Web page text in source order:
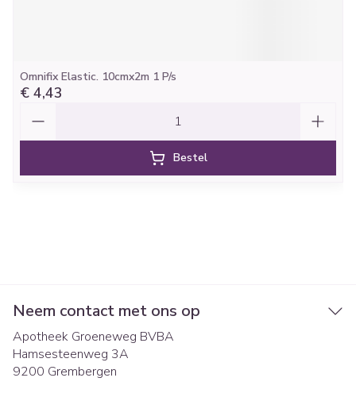
Omnifix Elastic. 10cmx2m 1 P/s
€ 4,43
Bestel
Neem contact met ons op
Apotheek Groeneweg BVBA
Hamsesteenweg 3A
9200 Grembergen